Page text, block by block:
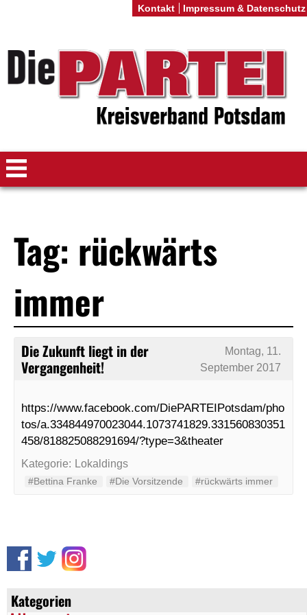
Kategorien
Tag: rückwärts
immer
Die Zukunft liegt in der
Vergangenheit!
Montag, 11.
September 2017
https://www.facebook.com/DiePARTEIPotsdam/pho
tos/a.334844970023044.1073741829.331560830351
458/818825088291694/?type=3&theater
Kategorie: Lokaldings
#Bettina Franke #Die Vorsitzende #rückwärts immer
Kontakt Impressum & Datenschutz